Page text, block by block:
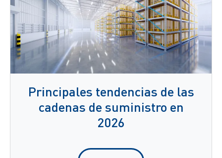
Principales tendencias de las
cadenas de suministro en
2026